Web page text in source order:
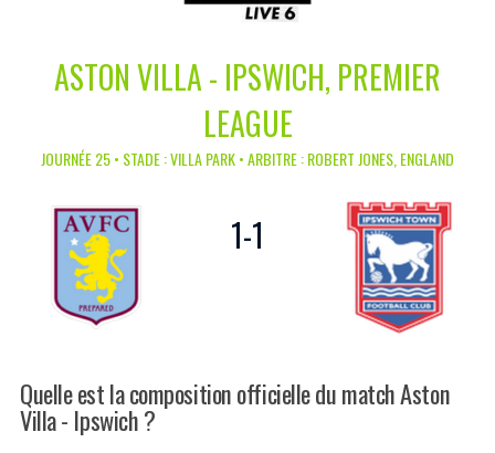
ASTON VILLA - IPSWICH, PREMIER
LEAGUE
JOURNÉE 25 • STADE : VILLA PARK • ARBITRE : ROBERT JONES, ENGLAND
1-1
Quelle est la composition officielle du match Aston
Villa - Ipswich ?